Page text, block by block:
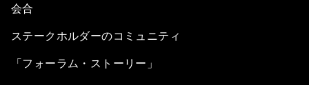
会合
ステークホルダーのコミュニティ
「フォーラム・ストーリー」